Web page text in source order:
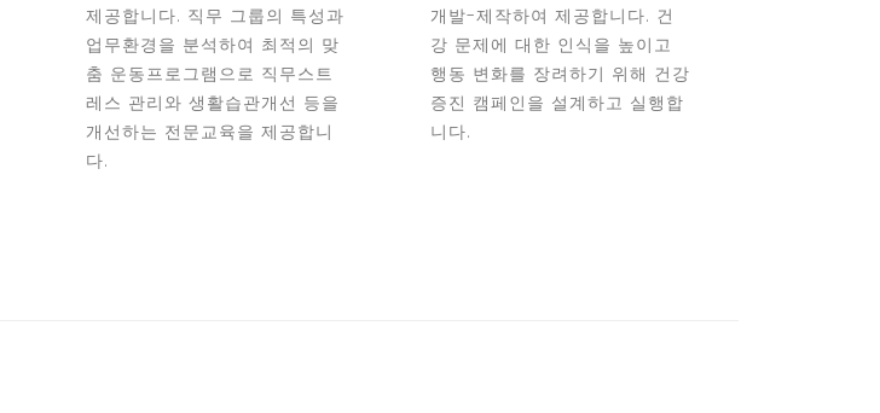
제공합니다. 직무 그룹의 특성과
업무환경을 분석하여 최적의 맞
춤 운동프로그램으로 직무스트
레스 관리와 생활습관개선 등을
개선하는 전문교육을 제공합니
다.
개발-제작하여 제공합니다. 건
강 문제에 대한 인식을 높이고
행동 변화를 장려하기 위해 건강
증진 캠페인을 설계하고 실행합
니다.